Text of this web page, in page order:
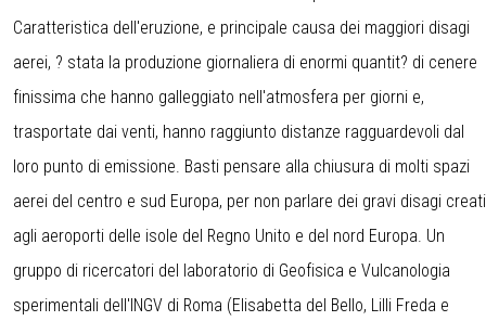
Caratteristica dell'eruzione, e principale causa dei maggiori disagi
aerei, ? stata la produzione giornaliera di enormi quantit? di cenere
finissima che hanno galleggiato nell'atmosfera per giorni e,
trasportate dai venti, hanno raggiunto distanze ragguardevoli dal
loro punto di emissione. Basti pensare alla chiusura di molti spazi
aerei del centro e sud Europa, per non parlare dei gravi disagi creati
agli aeroporti delle isole del Regno Unito e del nord Europa. Un
gruppo di ricercatori del laboratorio di Geofisica e Vulcanologia
sperimentali dell'INGV di Roma (Elisabetta del Bello, Lilli Freda e